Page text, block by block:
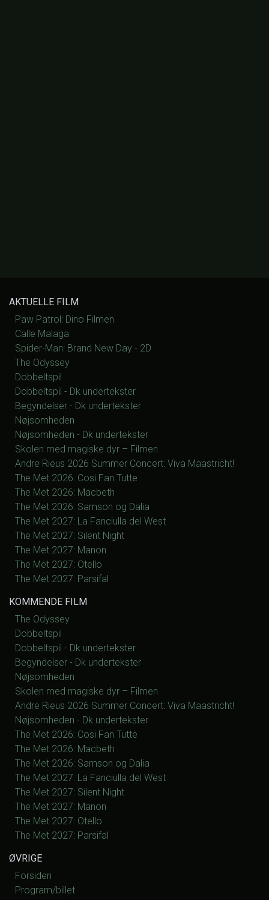
AKTUELLE FILM
Paw Patrol: Dino Filmen
Calle Malaga
Spider-Man: Brand New Day - 2D
The Odyssey
Dobbeltspil
Dobbeltspil - Dk undertekster
Begyndelser - Dk undertekster
Nøjsomheden
Nøjsomheden - Dk undertekster
Skolen med magiske dyr – Filmen
Andre Rieus 2026 Summer Concert: Viva Maastricht!
The Met 2026: Cosi Fan Tutte
The Met 2026: Macbeth
The Met 2026: Samson og Dalia
The Met 2027: La Fanciulla del West
The Met 2027: Silent Night
The Met 2027: Manon
The Met 2027: Otello
The Met 2027: Parsifal
KOMMENDE FILM
The Odyssey
Dobbeltspil
Dobbeltspil - Dk undertekster
Begyndelser - Dk undertekster
Nøjsomheden
Skolen med magiske dyr – Filmen
Andre Rieus 2026 Summer Concert: Viva Maastricht!
Nøjsomheden - Dk undertekster
The Met 2026: Cosi Fan Tutte
The Met 2026: Macbeth
The Met 2026: Samson og Dalia
The Met 2027: La Fanciulla del West
The Met 2027: Silent Night
The Met 2027: Manon
The Met 2027: Otello
The Met 2027: Parsifal
ØVRIGE
Forsiden
Program/billet